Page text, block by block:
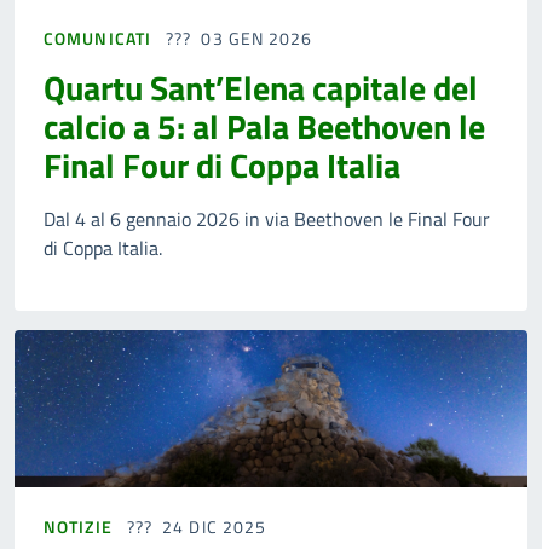
COMUNICATI 03 GEN 2026
Quartu Sant’Elena capitale del
calcio a 5: al Pala Beethoven le
Final Four di Coppa Italia
Dal 4 al 6 gennaio 2026 in via Beethoven le Final Four
di Coppa Italia.
NOTIZIE 24 DIC 2025